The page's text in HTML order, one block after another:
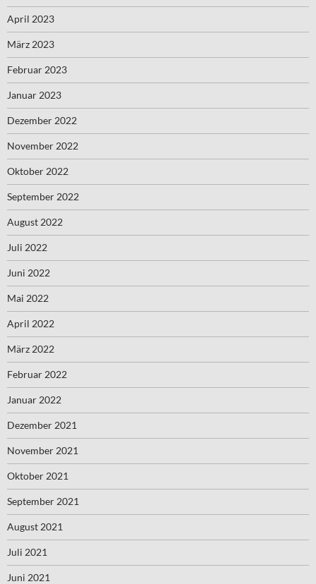
April 2023
März 2023
Februar 2023
Januar 2023
Dezember 2022
November 2022
Oktober 2022
September 2022
August 2022
Juli 2022
Juni 2022
Mai 2022
April 2022
März 2022
Februar 2022
Januar 2022
Dezember 2021
November 2021
Oktober 2021
September 2021
August 2021
Juli 2021
Juni 2021